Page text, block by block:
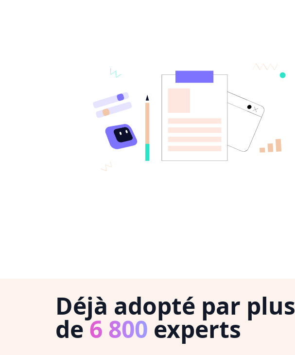
Déjà adopté par plus
de6 800 experts